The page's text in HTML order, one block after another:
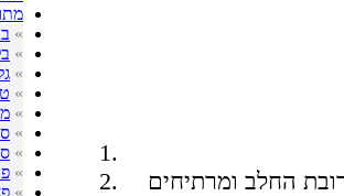
»
»
»
»
»
»
»
»
»